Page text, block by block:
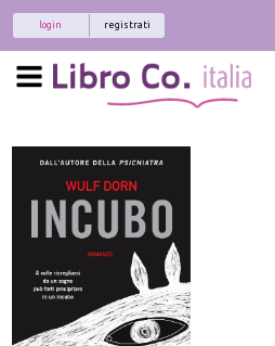
registrati
login